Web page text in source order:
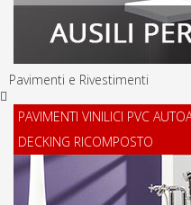
Pavimenti e Rivestimenti
PAVIMENTI VINILICI PVC
DECKING RICOMPOSTO